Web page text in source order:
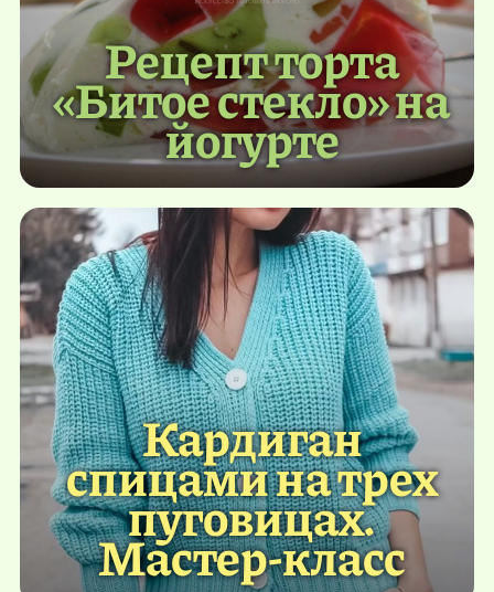
Рецепт торта
«Битое стекло» на
йогурте
Кардиган
спицами на трех
пуговицах.
Мастер-класс